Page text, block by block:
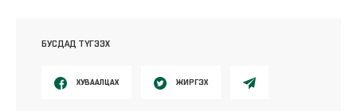
БУСДАД ТҮГЭЭХ
ХУВААЛЦАХ ЖИРГЭХ